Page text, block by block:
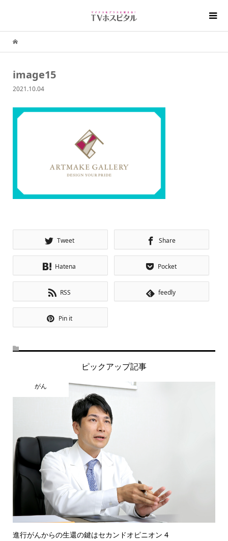
image15
2021.10.04
Tweet Share
Hatena Pocket
RSS feedly
Pin it
ピックアップ記事
がん
進行がんからの生還の鍵はセカンドオピニオン 4